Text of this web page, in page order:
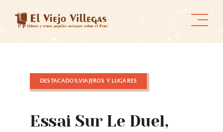
content
DESTACADOS,VIAJEROS Y LUGARES
Essai Sur Le Duel,